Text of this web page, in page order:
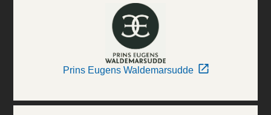
Prins Eugens Waldemarsudde